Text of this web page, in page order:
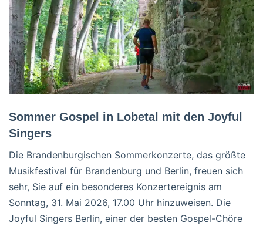
Sommer Gospel in Lobetal mit den Joyful
Singers
Die Brandenburgischen Sommerkonzerte, das größte
Musikfestival für Brandenburg und Berlin, freuen sich
sehr, Sie auf ein besonderes Konzertereignis am
Sonntag, 31. Mai 2026, 17.00 Uhr hinzuweisen. Die
Joyful Singers Berlin, einer der besten Gospel-Chöre